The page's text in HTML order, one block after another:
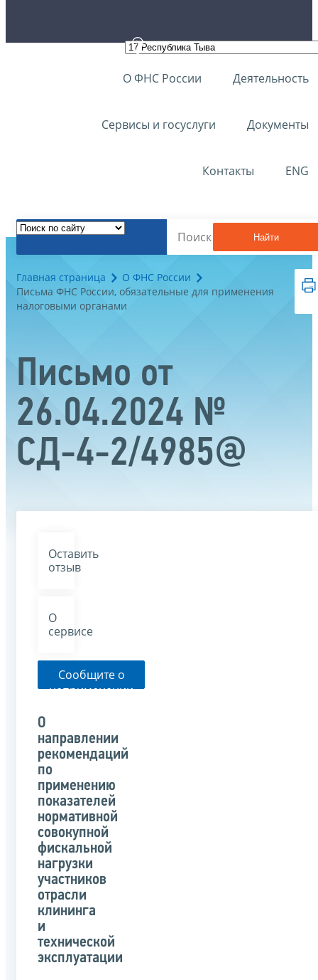
О ФНС России Деятельность
Сервисы и госуслуги Документы
Контакты ENG
Найти
Главная страница
О ФНС России
Письма ФНС России, обязательные для применения
налоговыми органами
Письмо от
26.04.2024 №
СД-4-2/4985@
Оставить
отзыв
О
сервисе
Сообщите о
неприменении
указанного
письма
О
направлении
рекомендаций
по
применению
показателей
нормативной
совокупной
фискальной
нагрузки
участников
отрасли
клининга
и
технической
эксплуатации